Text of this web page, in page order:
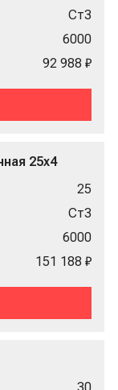
Ст3
6000
92 988 ₽
25x4
25
Ст3
6000
151 188 ₽